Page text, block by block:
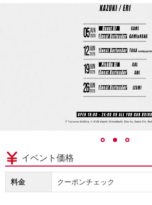
イベント価格
料金 クーポンチェック